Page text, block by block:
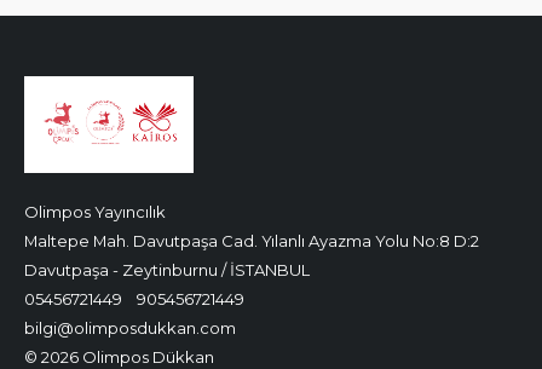
Olimpos Yayıncılık
Maltepe Mah. Davutpaşa Cad. Yılanlı Ayazma Yolu No:8 D:2
Davutpaşa - Zeytinburnu / İSTANBUL
05456721449
905456721449
bilgi@olimposdukkan.com
© 2026 Olimpos Dükkan